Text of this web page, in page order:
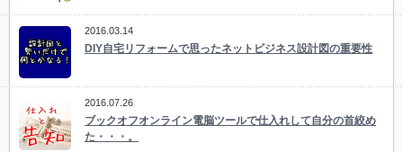
2016.03.14
DIY自宅リフォームで思ったネットビジネス設計図の重要性
2016.07.26
ブックオフオンライン電脳ツールで仕入れして自分の首絞め
た・・・。